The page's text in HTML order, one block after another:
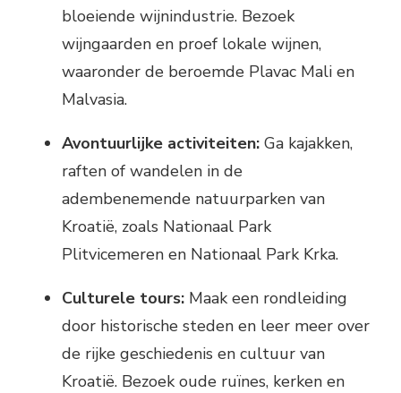
bloeiende wijnindustrie. Bezoek
wijngaarden en proef lokale wijnen,
waaronder de beroemde Plavac Mali en
Malvasia.
Avontuurlijke activiteiten: Ga kajakken,
raften of wandelen in de
adembenemende natuurparken van
Kroatië, zoals Nationaal Park
Plitvicemeren en Nationaal Park Krka.
Culturele tours: Maak een rondleiding
door historische steden en leer meer over
de rijke geschiedenis en cultuur van
Kroatië. Bezoek oude ruïnes, kerken en